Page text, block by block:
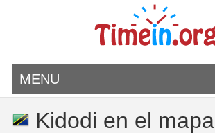
MENU
Kidodi en el mapa